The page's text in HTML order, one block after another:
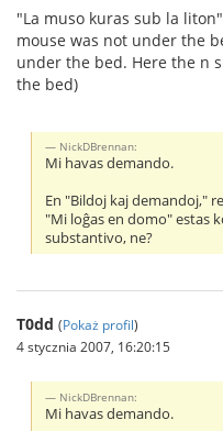
"La muso kuras sub la
mouse was not under the
under the bed. Here the n
the bed)
NickDBrennan:
Mi havas demando.
En "Bildoj kaj demandoj,"
"Mi loĝas en domo" estas
substantivo, ne?
T0dd (Pokaż profil)
4 stycznia 2007, 16:20:15
NickDBrennan:
Mi havas demando.